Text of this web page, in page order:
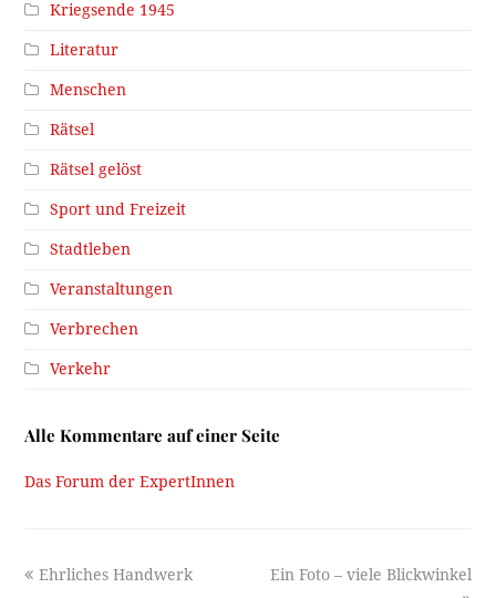
Kriegsende 1945
Literatur
Menschen
Rätsel
Rätsel gelöst
Sport und Freizeit
Stadtleben
Veranstaltungen
Verbrechen
Verkehr
Alle Kommentare auf einer Seite
Das Forum der ExpertInnen
previous
Ehrliches Handwerk
next
Ein Foto – viele Blickwinkel